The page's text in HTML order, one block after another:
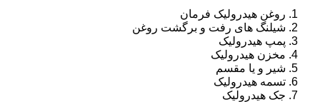
روغن هیدرولیک فرمان
شیلنگ های رفت و برگشت روغن
پمپ هیدرولیک
مخزن هیدرولیک
شیر و یا مقسم
تسمه هیدرولیک
جک هیدرولیک